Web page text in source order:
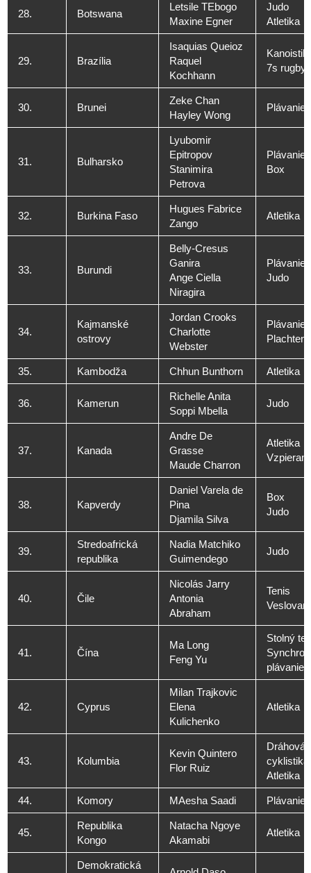
28. Botswana
Letsile TEbogo
Maxine Egner
Judo
Atletika
29. Brazília
Isaquias Queioz
Raquel
Kochhann
7s rugby
30. Brunei
Zeke Chan
Hayley Wong
Plávanie
31. Bulharsko
Lyubomir
Epitropov
Stanimira
Petrova
Plávanie
Box
32. Burkina Faso
Hugues Fabrice
Zango
Atletika
33. Burundi
Belly-Cresus
Ganira
Ange Ciella
Niragira
Plávanie
Judo
34.
Kajmanské
ostrovy
Jordan Crooks
Charlotte
Webster
Plávanie
35. Kambodža Chhun Bunthorn Atletika
36. Kamerun
Richelle Anita
Soppi Mbella
Judo
37. Kanada
Andre De
Grasse
Maude Charron
Atletika
38. Kapverdy
Daniel Varela de
Pina
Djamila Silva
Box
Judo
39.
Stredoafrická
republika
Nadia Matchiko
Guimendego
Judo
40. Čile
Nicolás Jarry
Antonia
Abraham
Tenis
41. Čína
Ma Long
Feng Yu
Stolný
plávanie
42. Cyprus
Milan Trajkovic
Elena
Kulichenko
Atletika
43. Kolumbia
Kevin Quintero
Flor Ruiz
Dráhová
cyklistika
Atletika
44. Komory MAesha Saadi Plávanie
45.
Republika
Kongo
Natacha Ngoye
Akamabi
Atletika
Demokratická